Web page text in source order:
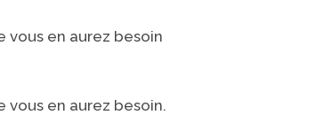
en aurez besoin
en aurez besoin.